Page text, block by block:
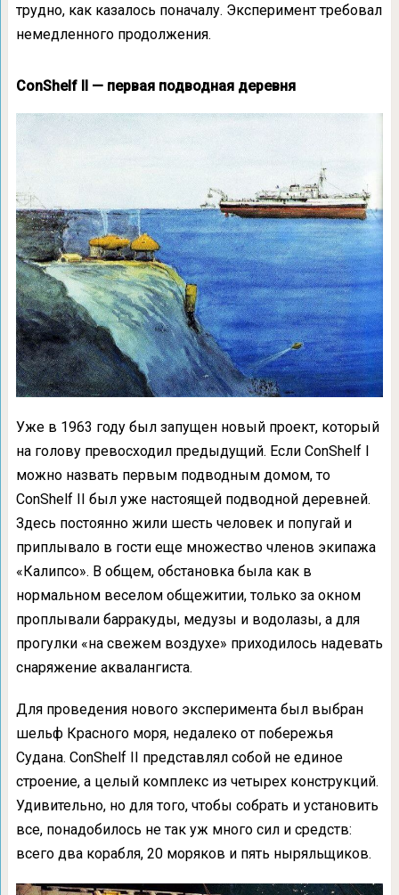
трудно, как казалось поначалу. Эксперимент требовал
немедленного продолжения.
ConShelf II — первая подводная деревня
Уже в 1963 году был запущен новый проект, который
на голову превосходил предыдущий. Если ConShelf I
можно назвать первым подводным домом, то
ConShelf II был уже настоящей подводной деревней.
Здесь постоянно жили шесть человек и попугай и
приплывало в гости еще множество членов экипажа
«Калипсо». В общем, обстановка была как в
нормальном веселом общежитии, только за окном
проплывали барракуды, медузы и водолазы, а для
прогулки «на свежем воздухе» приходилось надевать
снаряжение аквалангиста.
Для проведения нового эксперимента был выбран
шельф Красного моря, недалеко от побережья
Судана. ConShelf II представлял собой не единое
строение, а целый комплекс из четырех конструкций.
Удивительно, но для того, чтобы собрать и установить
все, понадобилось не так уж много сил и средств:
всего два корабля, 20 моряков и пять ныряльщиков.